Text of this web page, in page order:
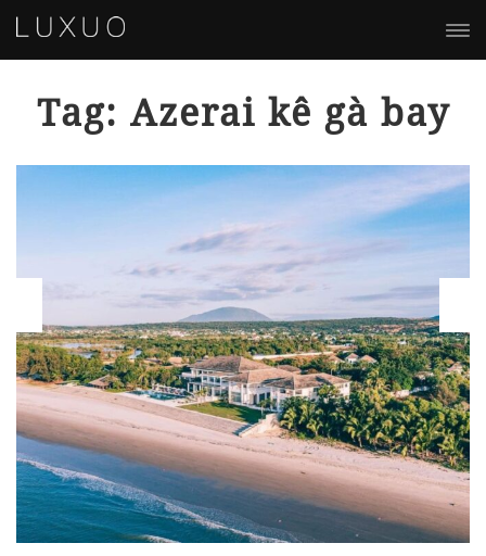
Tag: Azerai kê gà bay